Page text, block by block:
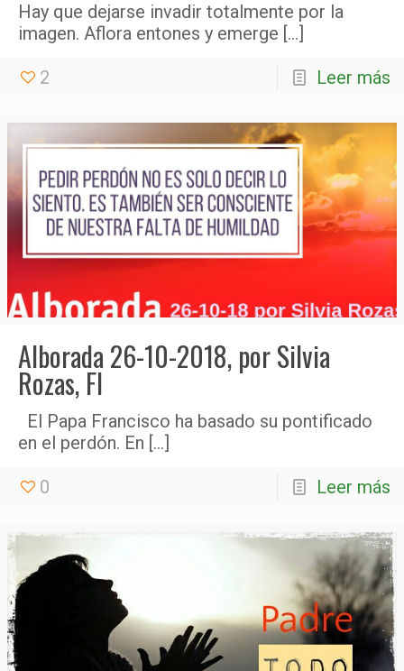
Hay que dejarse invadir totalmente por la
imagen. Aflora entones y emerge […]
2 Leer más
Alborada 26-10-2018, por Silvia
Rozas, FI
El Papa Francisco ha basado su pontificado
en el perdón. En […]
0 Leer más